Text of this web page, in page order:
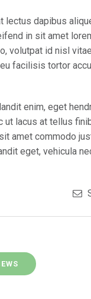
lectus dapibus
in sit amet
volutpat id nisl
facilisis tortor
enim, eget
ut lacus at tellus
amet commodo
eget, vehicula